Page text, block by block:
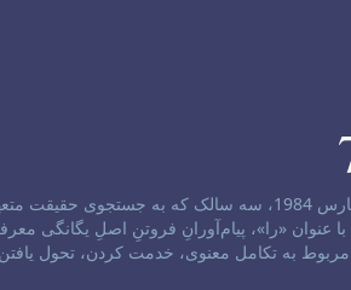
از 15 ژانویه 1981 تا 15 مارس 1984، سه سالک که
مربوط به تکامل معنوی، خدمت کردن، تحول